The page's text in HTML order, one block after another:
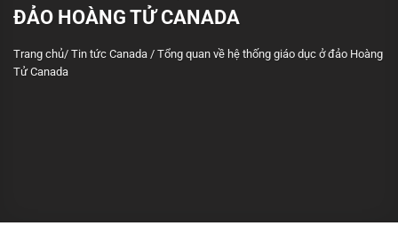
ĐẢO HOÀNG TỬ CANADA
Trang chủ/ Tin tức Canada / Tổng quan về hệ thống giáo dục ở đảo Hoàng
Tử Canada